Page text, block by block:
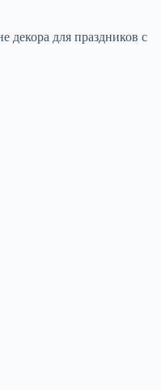
для праздников с